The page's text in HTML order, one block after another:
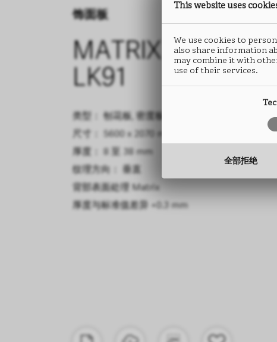
饰面板
MATRIX
LK91
类型： 刨花板, 密度板
尺寸： 5600 x 2070 mm
厚度： 8 至 38 mm
纹理方向： 垂直
背部表面处理 Matrix
厚度与标准值差异
+0.3 mm
This website uses
We use cookies to
also share information
may combine it with
use of their services.
全部拒绝